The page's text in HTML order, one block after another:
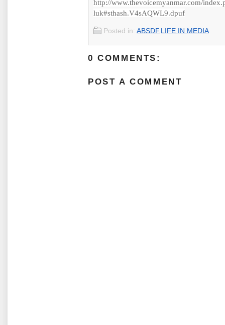
http://www.thevoicemyanmar.com/
luk#sthash.V4sAQWL9.dpuf
Posted in: ABSDF, LIFE IN MEDIA
0 COMMENTS:
POST A COMMENT